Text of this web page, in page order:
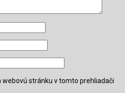
webovú stránku v tomto prehliadači